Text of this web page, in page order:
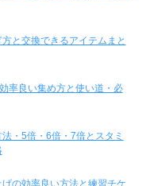
と交換できるアイテムまと
率良い集め方と使い道・必
・5倍・6倍・7倍とスタミ